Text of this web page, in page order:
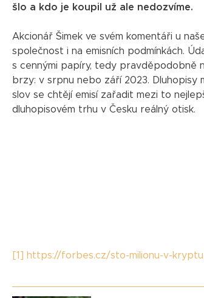
šlo a kdo je koupil už ale nedozvíme.
Akcionář Šimek ve svém komentáři u
společnost i na emisních podmínkách.
s cennými papíry, tedy pravděpodobně
brzy: v srpnu nebo září 2023. Dluhopisy
slov se chtějí emisí zařadit mezi to
dluhopisovém trhu v Česku reálný otisk.
[1] https://forbes.cz/sto-milionu-v-